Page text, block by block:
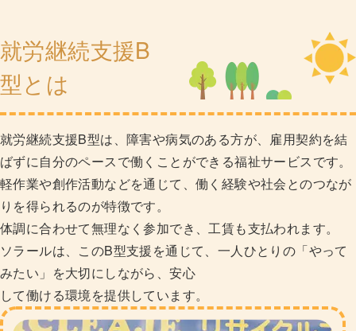
就労継続支援B
型とは
就労継続支援B型は、障害や病気のある方が、雇用契約を結
ばずに自分のペースで働くことができる福祉サービスです。
軽作業や創作活動などを通じて、働く経験や社会とのつなが
りを得られるのが特徴です。
体調に合わせて無理なく参加でき、工賃も支払われます。
ソラールは、このB型支援を通じて、一人ひとりの「やって
みたい」を大切にしながら、安心
して働ける環境を提供しています。